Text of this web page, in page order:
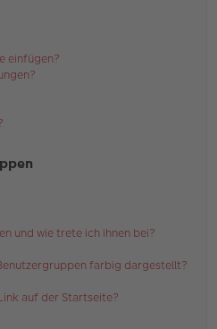
einfügen?
und wie trete ich ihnen bei?
farbig dargestellt?
auf der Startseite?